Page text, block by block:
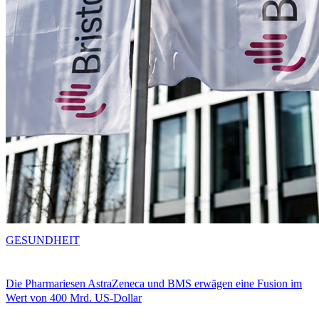
Die Pharmariesen AstraZeneca und BMS erwägen eine Fusion im
Wert von 400 Mrd. US-Dollar
GESUNDHEIT